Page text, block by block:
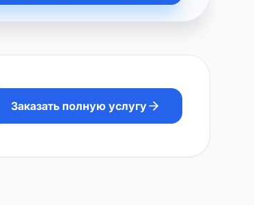
Заказать полную услугу